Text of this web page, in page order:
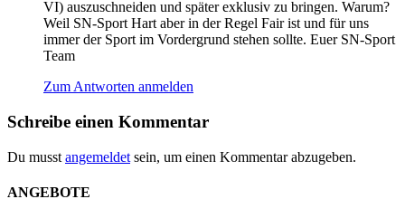
VI) auszuschneiden und später exklusiv zu bringen. Warum?
Weil SN-Sport Hart aber in der Regel Fair ist und für uns
immer der Sport im Vordergrund stehen sollte. Euer SN-Sport
Team
Zum Antworten anmelden
Schreibe einen Kommentar
Du musst angemeldet sein, um einen Kommentar abzugeben.
ANGEBOTE